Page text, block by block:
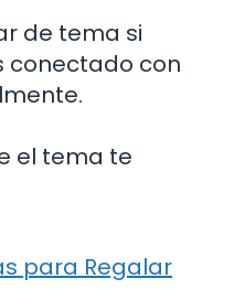
de tema si
conectado con
el tema te
para Regalar